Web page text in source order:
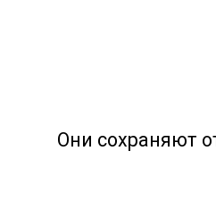
Они сохраняют